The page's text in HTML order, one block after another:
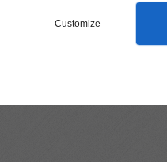
Customize